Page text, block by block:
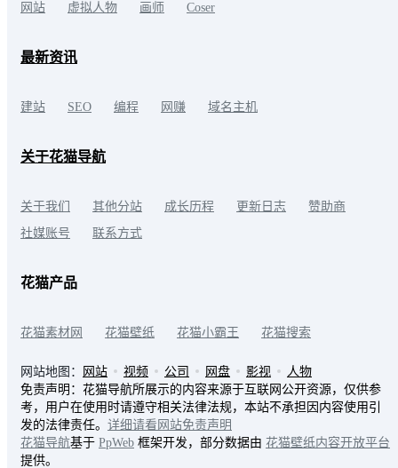
网站 虚拟人物 画师 Coser
最新资讯
建站 SEO 编程 网赚 域名主机
关于花猫导航
关于我们 其他分站 成长历程 更新日志
赞助商
社媒账号
联系方式
花猫产品
花猫素材网 花猫壁纸 花猫小霸王 花猫搜索
网站地图： 网站 视频 公司 网盘 影视
人物
免责声明：花猫导航所展示的内容来源于互联网公开资源，仅供参
考，用户在使用时请遵守相关法律法规，本站不承担因内容使用引
发的法律责任。 详细请看网站免责声明
花猫导航基于 PpWeb 框架开发，部分数据由 花猫壁纸内容开放平台
提供。